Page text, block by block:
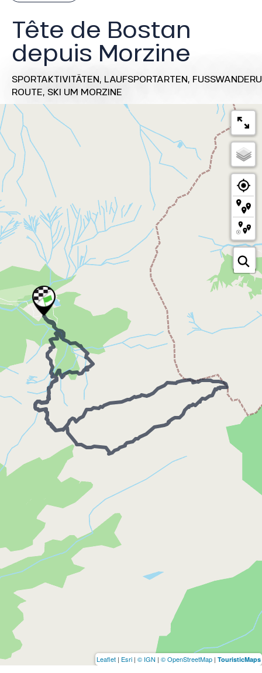
Tête de Bostan
depuis Morzine
SPORTAKTIVITÄTEN, LAUFSPORTARTEN,
ROUTE, SKI UM MORZINE
Leaflet | Esri | © IGN | © OpenStreetMap | TouristicMaps